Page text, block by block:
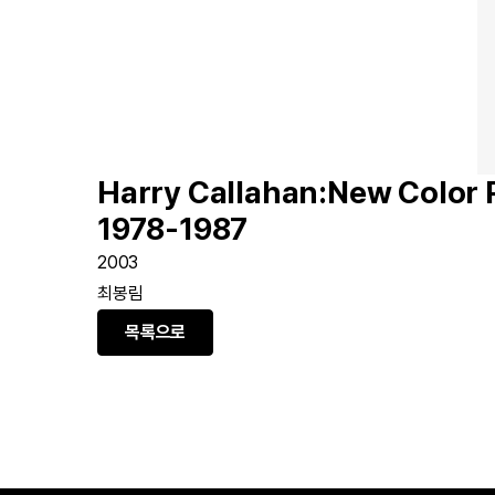
Harry Callahan:New Color
1978-1987
2003
최봉림
목록으로